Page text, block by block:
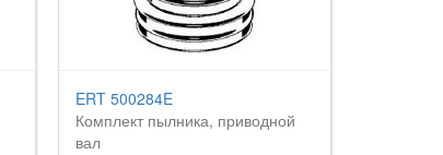
ERT 500284E
Комплект пылника, приводной
вал